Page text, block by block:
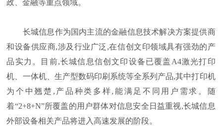
政、金融等重点领域。
长城信息作为国内主流的金融信息技术解决方案提供商
和设备供应商,涉及行业广泛,在信创文印领域具有强劲的产
品实力。目前,长城信息信创文印设备已覆盖A4激光打印
机、一体机、生产型数码印刷系统等全系列产品,其中打印机
为个中翘楚,产品种类多样,能满足不同用户需求。随
着“2+8+N”所覆盖的用户群体对信息安全日益重视,长城信息
外部设备相关产品将进入高速发展的阶段。